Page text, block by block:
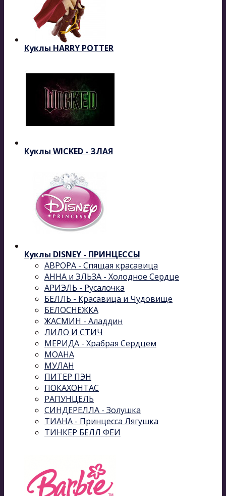
Куклы HARRY POTTER
Куклы WICKED - ЗЛАЯ
Куклы DISNEY - ПРИНЦЕССЫ
АВРОРА - Спящая красавица
АННА и ЭЛЬЗА - Холодное Сердце
АРИЭЛЬ - Русалочка
БЕЛЛЬ - Красавица и Чудовище
БЕЛОСНЕЖКА
ЖАСМИН - Аладдин
ЛИЛО И СТИЧ
МЕРИДА - Храбрая Сердцем
МОАНА
МУЛАН
ПИТЕР ПЭН
ПОКАХОНТАС
РАПУНЦЕЛЬ
СИНДЕРЕЛЛА - Золушка
ТИАНА - Принцесса Лягушка
ТИНКЕР БЕЛЛ ФЕИ